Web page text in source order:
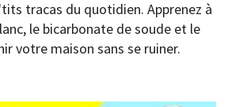
tracas du quotidien. Apprenez à
le bicarbonate de soude et le
votre maison sans se ruiner.